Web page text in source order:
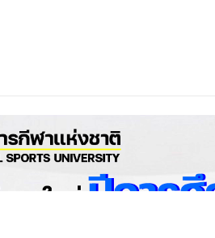
สู่ Lifelong Learning ย้ำไม่ขึ้นค่าเทอม